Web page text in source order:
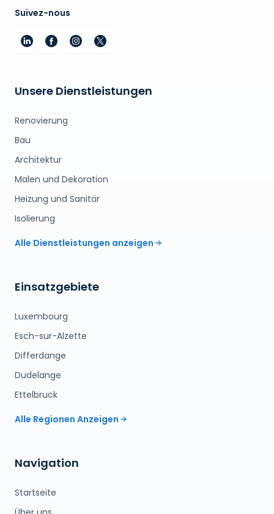
Suivez-nous
Unsere Dienstleistungen
Renovierung
Bau
Architektur
Malen und Dekoration
Heizung und Sanitär
Isolierung
Alle Dienstleistungen anzeigen
Einsatzgebiete
Luxembourg
Esch-sur-Alzette
Differdange
Dudelange
Ettelbruck
Alle Regionen Anzeigen
Navigation
Startseite